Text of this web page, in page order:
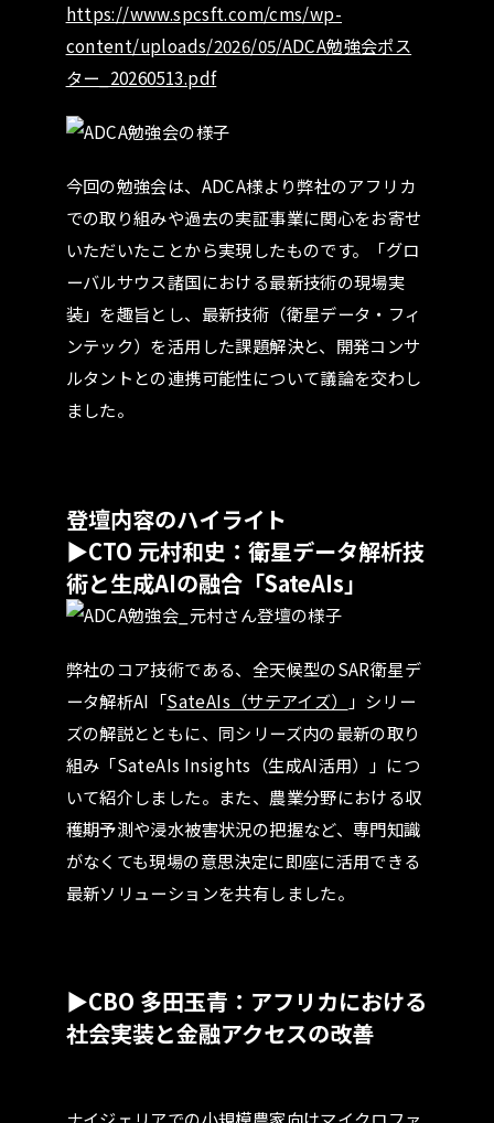
https://www.spcsft.com/cms/wp-
content/uploads/2026/05/ADCA勉強会ポス
ター_20260513.pdf
今回の勉強会は、ADCA様より弊社のアフリカ
での取り組みや過去の実証事業に関心をお寄せ
いただいたことから実現したものです。「グロ
ーバルサウス諸国における最新技術の現場実
装」を趣旨とし、最新技術（衛星データ・フィ
ンテック）を活用した課題解決と、開発コンサ
ルタントとの連携可能性について議論を交わし
ました。
登壇内容のハイライト
▶CTO 元村和史：衛星データ解析技
術と生成AIの融合「SateAIs」
弊社のコア技術である、全天候型のSAR衛星デ
ータ解析AI「SateAIs（サテアイズ）
」シリー
ズの解説とともに、同シリーズ内の最新の取り
組み「SateAIs Insights（生成AI活用）」につ
いて紹介しました。また、農業分野における収
穫期予測や浸水被害状況の把握など、専門知識
がなくても現場の意思決定に即座に活用できる
最新ソリューションを共有しました。
▶CBO 多田玉青：アフリカにおける
社会実装と金融アクセスの改善